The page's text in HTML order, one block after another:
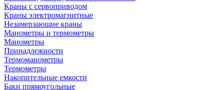
Краны с сервоприводом
Краны электромагнитные
Незамерзающие краны
Манометры и термометры
Манометры
Принадлежности
Термоманометры
Термометры
Накопительные емкости
Баки прямоугольные